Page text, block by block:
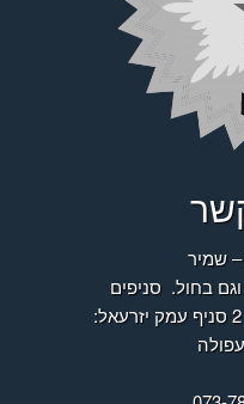
שמיר
בחול. סניפים
בצפון: סניף כרמיאל: הגליל 2 סניף עמק יזרעאל: